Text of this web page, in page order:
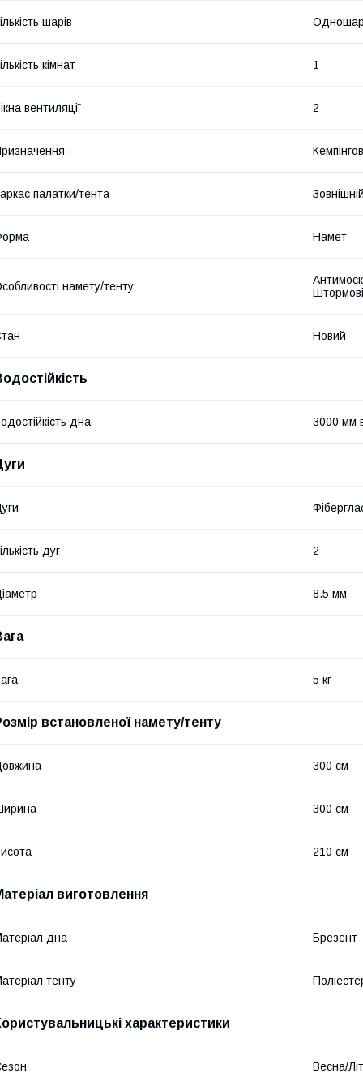
шарів
кімнат 1
вентиляції 2
палатки/тента Зовнішній
Намет
намету/тенту
Новий
дна 3000 мм
дуг 2
8.5 мм
5 кг
встановленої намету/тенту
300 см
300 см
210 см
виготовлення
дна Брезент
тенту
характеристики
Весна/